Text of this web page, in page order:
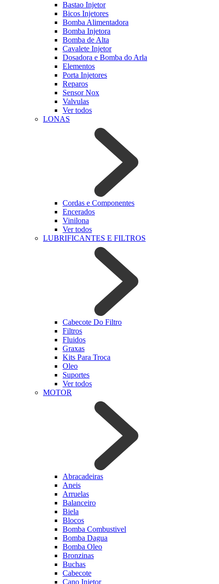
Bastao Injetor
Bicos Injetores
Bomba Alimentadora
Bomba Injetora
Bomba de Alta
Cavalete Injetor
Dosadora e Bomba do Arla
Elementos
Porta Injetores
Reparos
Sensor Nox
Valvulas
Ver todos
LONAS
Cordas e Componentes
Encerados
Vinilona
Ver todos
LUBRIFICANTES E FILTROS
Cabecote Do Filtro
Filtros
Fluidos
Graxas
Kits Para Troca
Oleo
Suportes
Ver todos
MOTOR
Abracadeiras
Aneis
Arruelas
Balanceiro
Biela
Blocos
Bomba Combustivel
Bomba Dagua
Bomba Oleo
Bronzinas
Buchas
Cabecote
Cano Injetor